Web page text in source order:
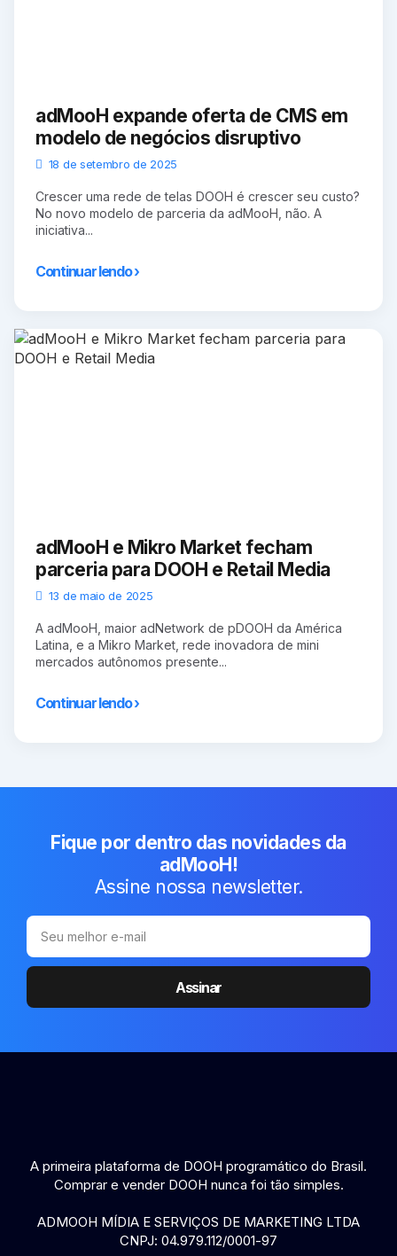
adMooH expande oferta de CMS em
modelo de negócios disruptivo
18 de setembro de 2025
Crescer uma rede de telas DOOH é crescer seu custo?
No novo modelo de parceria da adMooH, não. A
iniciativa...
Continuar lendo ›
adMooH e Mikro Market fecham
parceria para DOOH e Retail Media
13 de maio de 2025
A adMooH, maior adNetwork de pDOOH da América
Latina, e a Mikro Market, rede inovadora de mini
mercados autônomos presente...
Continuar lendo ›
Fique por dentro das novidades da
adMooH!
Assine nossa newsletter.
Assinar
A primeira plataforma de DOOH programático do Brasil.
Comprar e vender DOOH nunca foi tão simples.
ADMOOH MÍDIA E SERVIÇOS DE MARKETING LTDA
CNPJ: 04.979.112/0001-97